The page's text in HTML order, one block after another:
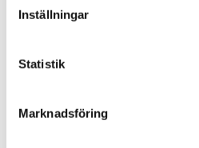
Inställningar
Statistik
Marknadsföring
kroppsform och länkens
framträdande än en smal
samma längd. Se därför
halsband som redan sitter